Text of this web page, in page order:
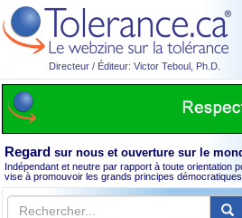
Directeur / Éditeur: Victor Teboul, Ph.D.
Regard sur nous et ouverture sur le
Indépendant et neutre par rapport à toute orientation
vise à promouvoir les grands principes